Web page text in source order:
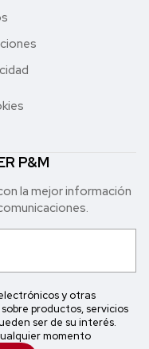
P&M
la mejor in formación
y otras
productos, servicios
ser de su interés.
momento